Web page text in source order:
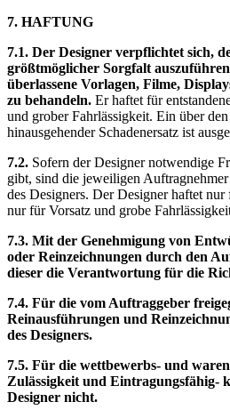
7. HAFTUNG
7.1. Der Designer verpflichtet sich,
größtmöglicher Sorgfalt
überlassene Vorlagen, Filme,
zu behandeln. Er haftet für
und grober Fahrlässigkeit. Ein über
hinausgehender Schadenersatz ist
7.2. Sofern der Designer notwendige
gibt, sind die jeweiligen
des Designers. Der Designer haftet nur
nur für Vorsatz und grobe
7.3. Mit der Genehmigung von
oder Reinzeichnungen durch den
dieser die Verantwortung für die
7.4. Für die vom Auftraggeber
Reinausführungen und
des Designers.
7.5. Für die wettbewerbs- und
Zulässigkeit und Eintragungsfähig-
Designer nicht.